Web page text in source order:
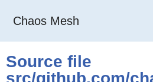
Chaos Mesh
Source file
src/github.com/